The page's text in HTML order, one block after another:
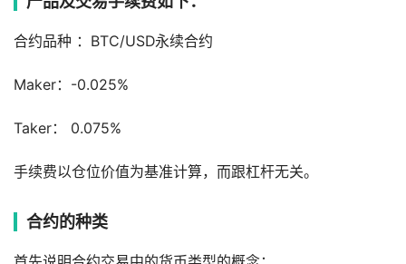
合约品种 ：BTC/USD永续合约
Maker：-0.025%
Taker： 0.075%
手续费以仓位价值为基准计算，而跟杠杆无关。
合约的种类